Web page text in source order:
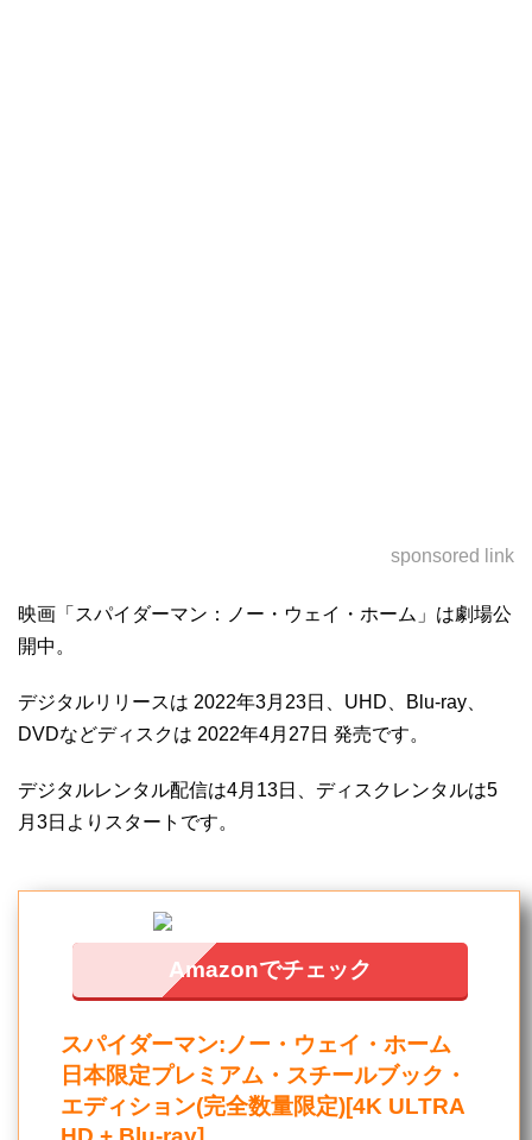
sponsored link
映画「スパイダーマン：ノー・ウェイ・ホーム」は劇場公
開中。
デジタルリリースは 2022年3月23日、UHD、Blu-ray、
DVDなどディスクは 2022年4月27日 発売です。
デジタルレンタル配信は4月13日、ディスクレンタルは5
月3日よりスタートです。
Amazonでチェック
スパイダーマン:ノー・ウェイ・ホーム
日本限定プレミアム・スチールブック・
エディション(完全数量限定)[4K ULTRA
HD + Blu-ray]